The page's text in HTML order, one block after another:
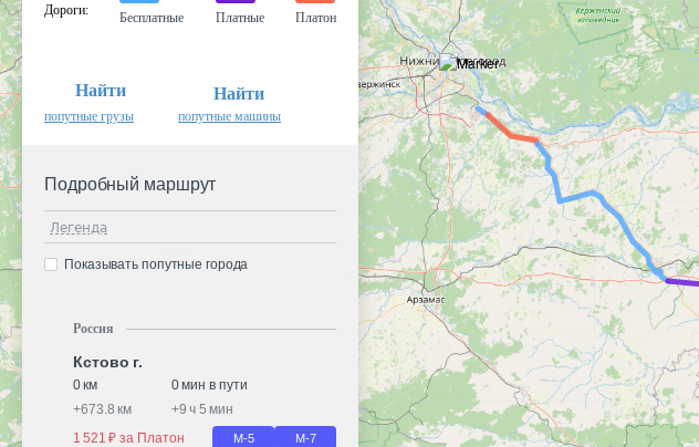
Дороги:
Бесплатные Платные Платон
Найти
попутные грузы
Найти
попутные машины
Подробный маршрут
Легенда
Показывать попутные города
Россия
Кстово г.
0 км
0 мин в пути
+673.8 км +9 ч 5 мин
1 521 ₽ за Платон
М-5 М-7